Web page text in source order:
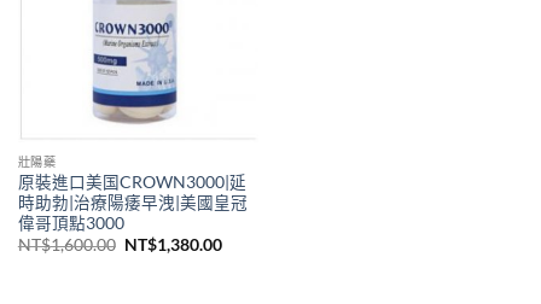
壯陽藥
原裝進口美国CROWN3000|延
時助勃|治療陽痿早洩|美國皇冠
偉哥頂點3000
NT$1,600.00 原
NT$1,380.00目